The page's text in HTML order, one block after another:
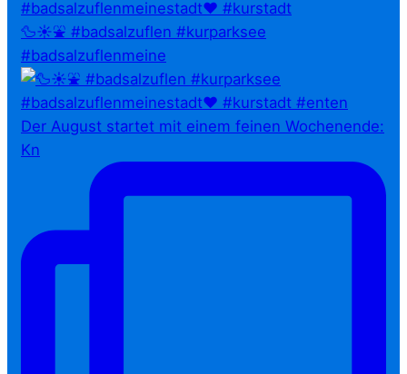
🦆☀️⛲ #badsalzuflen #kurparksee
#badsalzuflenmeine
Der August startet mit einem feinen Wochenende:
Kn